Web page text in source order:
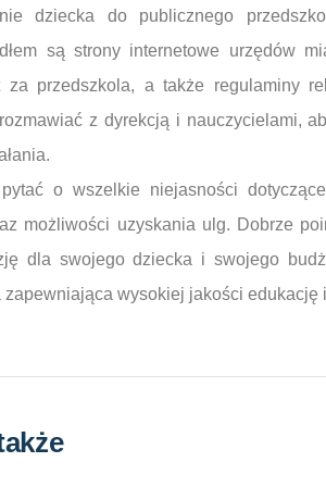
dziecka do publicznego
są strony internetowe urzędów
za przedszkola, a także regulaminy
z dyrekcją i nauczycielami,
o wszelkie niejasności
możliwości uzyskania ulg. Dobrze
dla swojego dziecka i swojego
zapewniająca wysokiej jakości edukację